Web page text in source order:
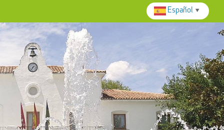
Español ▼